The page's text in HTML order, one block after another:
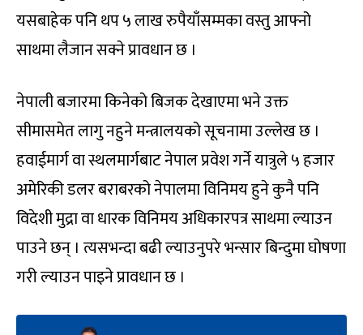
यसबाहेक पनि थप ५ लाख रुपैयाँसम्मका वस्तु आफ्नो
साथमा लैजान सक्ने प्रावधान छ ।
नेपाली बजारमा किनेको बिजक देखाएमा भने उक्त
सीमासमेत लागु नहुने मन्त्रालयको सूचनामा उल्लेख छ ।
हवाईमार्ग वा स्थलमार्गबाट नेपाल प्रवेश गर्ने यात्रुले ५ हजार
अमेरिकी डलर बराबरको नेपालमा विनिमय हुने कुनै पनि
विदेशी मुद्रा वा धारक विनिमय अधिकारपत्र साथमा ल्याउन
पाउने छन् । त्यसभन्दा बढी ल्याउनुपरे भन्सार बिन्दुमा घोषणा
गरी ल्याउन पाइने प्रावधान छ ।